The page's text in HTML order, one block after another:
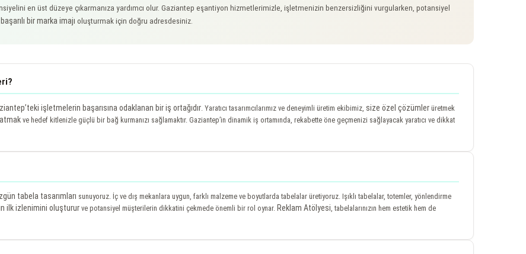
en üst düzeye çıkarmanıza yardımcı olur. Gaziantep eşantiyon hizmetlerimizle, işletmenizin benzersizliğini vurgularken, potansiyel
bir marka imajı oluşturmak için doğru adresdesiniz.
işletmelerin başarısına odaklanan bir iş ortağıdır . Yaratıcı tasarımcılarımız ve deneyimli üretim ekibimiz, size özel çözümler üretmek
ve hedef kitlenizle güçlü bir bağ kurmanızı sağlamaktır. Gaziantep’in dinamik iş ortamında, rekabette öne geçmenizi sağlayacak yaratıcı ve dikkat
tabela tasarımları sunuyoruz. İç ve dış mekanlara uygun, farklı malzeme ve boyutlarda tabelalar üretiyoruz. Işıklı tabelalar, totemler, yönlendirme
ilk izlenimini oluşturur ve potansiyel müşterilerin dikkatini çekmede önemli bir rol oynar. Reklam Atölyesi , tabelalarınızın hem estetik hem de